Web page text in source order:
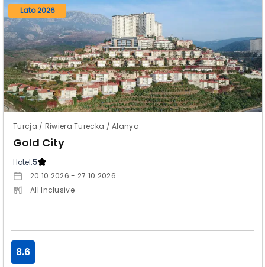
Lato 2026
Turcja / Riwiera Turecka / Alanya
Gold City
Hotel:5
20.10.2026 - 27.10.2026
All Inclusive
8.6